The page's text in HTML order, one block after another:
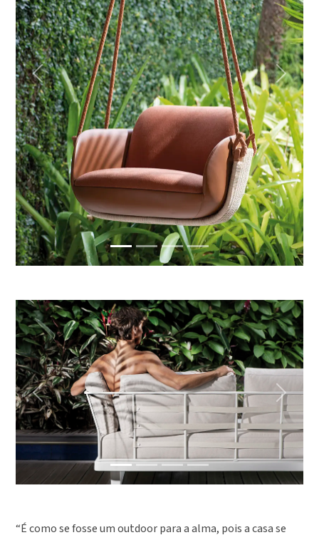
Previous Next
Previous Next
“É como se fosse um outdoor para a alma, pois a casa se